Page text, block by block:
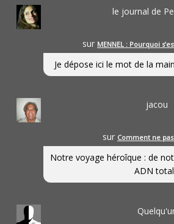
le journal de
sur MENNEL : Pourquoi
Je dépose ici le mot de la
jacou
sur Comment ne pas
Notre voyage héroîque : de
ADN